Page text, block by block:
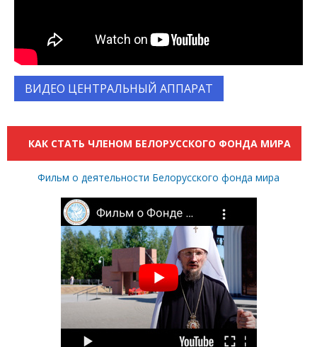
ВИДЕО ЦЕНТРАЛЬНЫЙ АППАРАТ
КАК СТАТЬ ЧЛЕНОМ БЕЛОРУССКОГО ФОНДА МИРА
Фильм о деятельности Белорусского фонда мира